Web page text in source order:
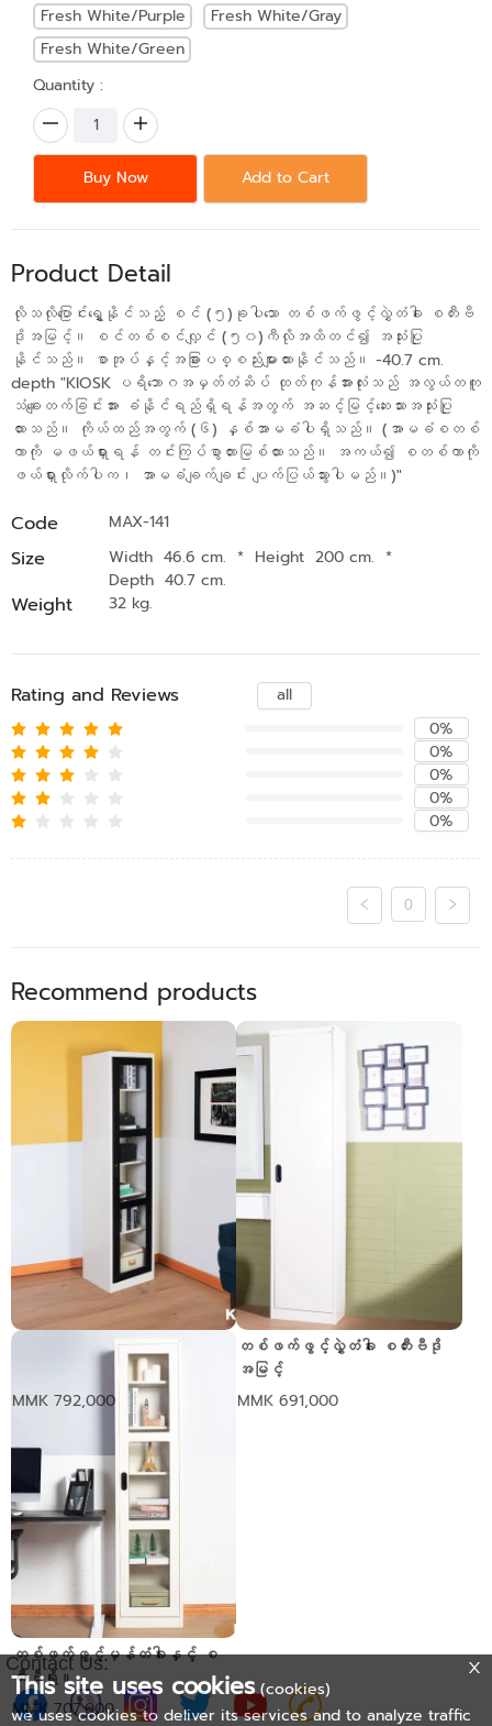
Fresh White/Purple
Fresh White/Gray
Fresh White/Green
Quantity :
Buy Now Add to Cart
Product Detail
လိုသလိုပြောင်းရွှေ့နိုင်သည့် စင် (၅)ခုပါသော တစ်ဖက်ဖွင့်လွှဲတံခါး စတီးဗီ
ဒိုအမြင့်။ စင်တစ်စင်လျှင် (၅၀)ကီလိုအထိတင်၍ အသုံးပြု
နိုင်သည်။ စာအုပ်နှင့်အခြားပစ္စည်းများထားနိုင်သည်။ -40.7 cm.
depth "KIOSK ပရိဘောဂအမှတ်တံဆိပ် ထုတ်ကုန်အားလုံးသည် အလွယ်တကူ
သံချေးတက်ခြင်းအား ခံနိုင်ရည်ရှိရန်အတွက် အဆင့်မြင့်ဆေးသားအသုံးပြု
ထားသည်။ ကိုယ်ထည်အတွက် (၆) နှစ်အာမခံပါရှိသည်။ (အာမခံစတစ်
ကာကို မဖယ်ရှားရန် တင်းကြပ်စွာတားမြစ်ထားသည်။ အကယ်၍ စတစ်ကာကို
ဖယ်ရှားလိုက်ပါက၊ အာမခံချက်ချင်း ပျက်ပြယ်သွားပါမည်။)"
Code MAX-141
Size Width 46.6 cm. * Height 200 cm. *
Depth 40.7 cm.
Weight 32 kg.
Rating and Reviews
all
0%
0%
0%
0%
0%
0
Recommend products
တစ်ဖက်ဖွင့်မှန်တံခါးနှင့် စ
တီးဗီရို။-40.7cm depth
MMK 792,000
တစ်ဖက်ဖွင့်လွှဲတံခါး စတီးဗီဒို
အမြင့်
MMK 691,000
တစ်ဖက်ဖွင့်မှန်တံခါးနှင့် စ
တီးဗီရို။
MMK 707,000
Contact Us:
This site uses cookies (cookies)
we uses cookies to deliver its services and to analyze traffic